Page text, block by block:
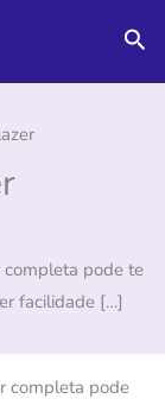
completa pode te
facilidade […]
completa pode